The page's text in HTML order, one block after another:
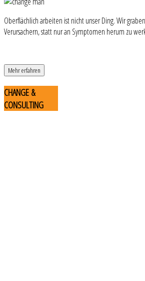
Oberflächlich arbeiten ist nicht unser Ding. Wir
Verursachern, statt nur an Symptomen herum zu
Mehr erfahren
CHANGE &
CONSULTING